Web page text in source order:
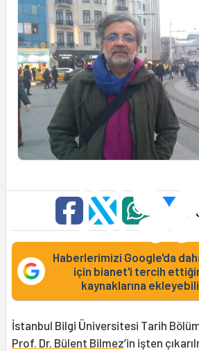
Haberlerimizi Google'da
için bianet'i tercih
kaynaklarına
İstanbul Bilgi Üniversitesi Tarih
Prof. Dr. Bülent Bilmez’in işten